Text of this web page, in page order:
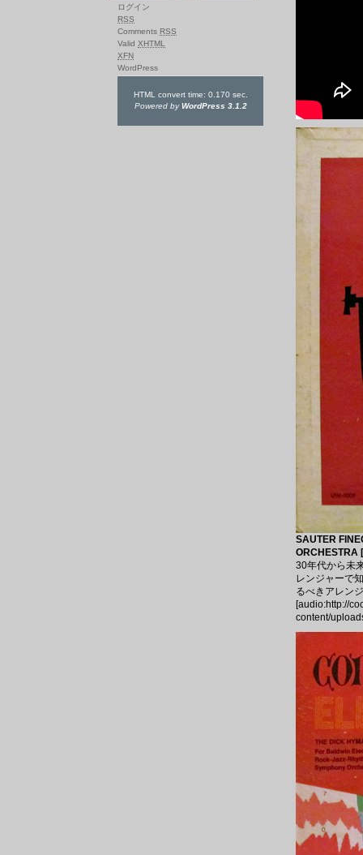
SAUTER
ORCHESTRA
30年代から未
レンジャーで
るべきアレン
[audio:http://
content/
ログイン
RSS
Comments RSS
Valid XHTML
XFN
WordPress
HTML convert time: 0.170 sec.
Powered byWordPress 3.1.2